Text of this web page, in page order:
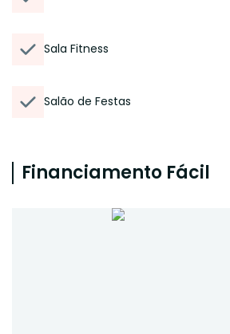
Sala Fitness
Salão de Festas
Financiamento Fácil